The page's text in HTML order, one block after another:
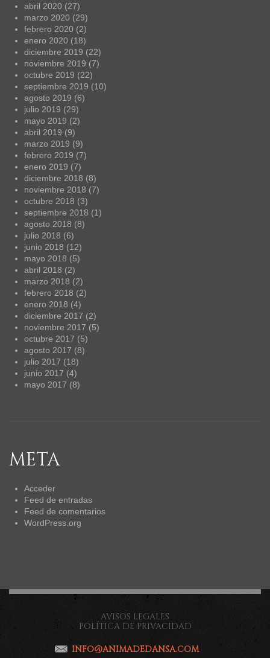
abril 2020 (27)
marzo 2020 (29)
febrero 2020 (2)
enero 2020 (18)
diciembre 2019 (22)
noviembre 2019 (7)
octubre 2019 (22)
septiembre 2019 (10)
agosto 2019 (6)
julio 2019 (29)
mayo 2019 (2)
abril 2019 (9)
marzo 2019 (9)
febrero 2019 (7)
enero 2019 (7)
diciembre 2018 (8)
noviembre 2018 (7)
octubre 2018 (3)
septiembre 2018 (1)
agosto 2018 (8)
julio 2018 (6)
junio 2018 (12)
mayo 2018 (5)
abril 2018 (2)
marzo 2018 (2)
febrero 2018 (2)
enero 2018 (4)
diciembre 2017 (2)
noviembre 2017 (5)
octubre 2017 (5)
agosto 2017 (8)
julio 2017 (18)
junio 2017 (4)
mayo 2017 (8)
META
Acceder
Feed de entradas
Feed de comentarios
WordPress.org
AVISOS LEGALES
POLÍTICA DE PRIVACIDAD
INFO@ANIMADEDANSA.COM